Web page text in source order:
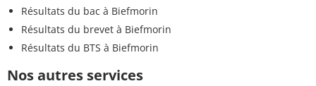
Résultats du bac à Biefmorin
Résultats du brevet à Biefmorin
Résultats du BTS à Biefmorin
Nos autres services